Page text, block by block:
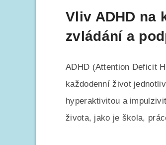
Vliv ADHD na
zvládání a
ADHD (Attention Deficit
každodenní život
hyperaktivitou a
života, jako je škola,